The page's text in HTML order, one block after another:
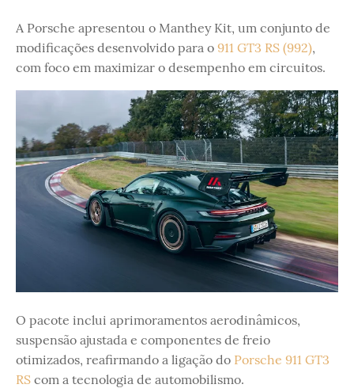
A Porsche apresentou o Manthey Kit, um conjunto de
modificações desenvolvido para o 911 GT3 RS (992),
com foco em maximizar o desempenho em circuitos.
O pacote inclui aprimoramentos aerodinâmicos,
suspensão ajustada e componentes de freio
otimizados, reafirmando a ligação do Porsche 911 GT3
RS com a tecnologia de automobilismo.